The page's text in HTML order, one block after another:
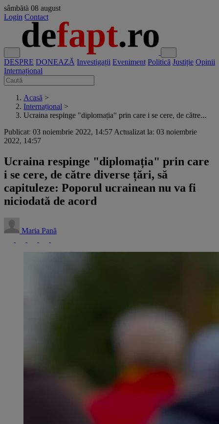
sâmbătă 08 august
Login Contact
DESPRE DONEAZĂ Investigații Eveniment Politică Justiție Opinii
Internațional
Acasă >
Internațional >
Ucraina respinge "diplomația" prin care i se cere, de către...
Publicat: 03 noiembrie 2022, 14:57 Actualizat la: 03 noiembrie
2022, 14:57
Ucraina respinge "diplomația" prin care
i se cere, de către diverse țări, să
capituleze: Poporul ucrainean nu va fi
niciodată de acord
Maria Pană